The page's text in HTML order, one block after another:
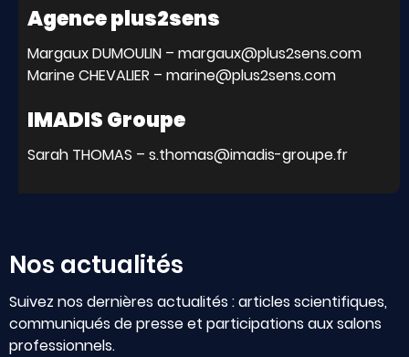
Agence plus2sens
Margaux DUMOULIN – margaux@plus2sens.com
Marine CHEVALIER – marine@plus2sens.com
IMADIS Groupe
Sarah THOMAS – s.thomas@imadis-groupe.fr
Nos actualités
Suivez nos dernières actualités : articles scientifiques,
communiqués de presse et participations aux salons
professionnels.